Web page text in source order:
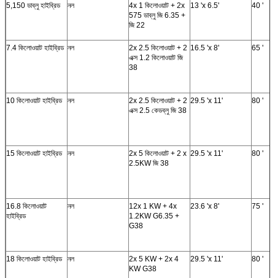
5,150 ডাব্লু হাইব্রিড নল
4x 1 কিলোওয়াট + 2x
575 ডাব্লু জি 6.35 +
জি 22
13 'x 6.5' 40 '
7.4 কিলোওয়াট হাইব্রিড নল
2x 2.5 কিলোওয়াট + 2
এক্স 1.2 কিলোওয়াট জি
38
16.5 'x 8' 65 '
10 কিলোওয়াট হাইব্রিড নল
2x 2.5 কিলোওয়াট + 2
এক্স 2.5 কেডব্লু জি 38
29.5 'x 11' 80 '
15 কিলোওয়াট হাইব্রিড নল
2x 5 কিলোওয়াট + 2 x
2.5KW জি 38
29.5 'x 11' 80 '
16.8 কিলোওয়াট
হাইব্রিড
নল
12x 1 KW + 4x
1.2KW G6.35 +
G38
23.6 'x 8' 75 '
18 কিলোওয়াট হাইব্রিড নল
2x 5 KW + 2x 4
KW G38
29.5 'x 11' 80 '